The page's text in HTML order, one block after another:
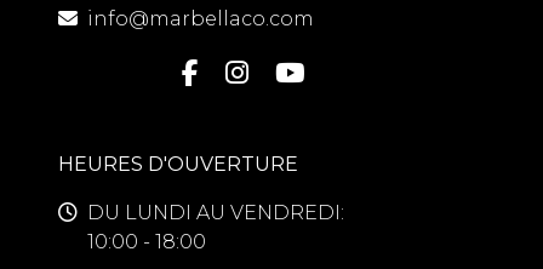
info@marbellaco.com
HEURES D'OUVERTURE
DU LUNDI AU VENDREDI:
10:00 - 18:00